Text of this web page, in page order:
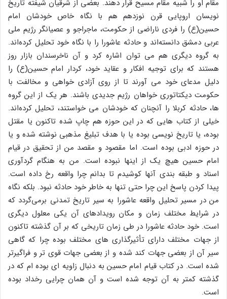
مقام او را شبیه مقام مسیح قرار دهند. بعضی از شرقیان شیفته تاریخ
نویسان اروپایی قرن نوزدهم هم با نگاه خاص خودشان امام
حسین(ع) را فردی ناراضی از حکومت، ماجراجو و عصیانگر رژیم ملی
عربی دمشق دانسته‌اند و حادثه عاشورا را با نگاه خود تحلیل کرده‌اند.
به گروه دیگری هم می توان اشاره کرد و آن ناخرسندان بازار روز
هستند که برای توجیه افکار و عقاید خود، کردار امام حسین(ع) را
دلیل مدعای خود می آورند تا از روی آزادی خواهی و مخالفت با
حکومت دیکتاتوری خواهان رژیم جدیدی باشند. هر یک از این گروه
ها، حادثه کربلا را آنچنان که خودشان می خواستند، تحلیل کرده‌اند.
خیلی از کتاب هایی که در این حوزه هم چاپ شده تاکنون یا مقتل
بوده، یا تاریخ نویسی بوده یا با هدف تبلیغ مذهبی نوشته شده و یا
در حوزه ادبی بوده است. اما مقصود و مقصد من از تحقیق در قیام
امام حسین هیچ یک از اینها نبوده است. من به هنگام گردآوری
اسناد و طبقه بندی آنها کوشیدم تا بدانم چرا واقعه رخ داده است.
پیدا کردن پاسخ این چرا حتی تنها به خاطر خود حادثه نبود. بلکه نگاه
من در مسیر تحلیل واقعه عاشورا به سیر تاریخ تمدنی برمی‌گردد که
در شرایط مختلف زمان و مکان رویدادهای آن یکی معلول دیگری
است. خود حادثه عاشورا در طی زمان تاریخی که بر آن گذشته تاکنون
از جهات مختلف دارای تأثیرگذاری های مختلف بوده چرا که گاهی
سیر آن از بعضی جهات کند شده و از بعضی جهات قوی تر و فراگیرتر
شده است. در کتاب قیام امام حسین به دنبال زاویه ای بوده ام که در
گذشته کمتر به آن توجه شده است و آن همان چرایی رخداد بوده
است.